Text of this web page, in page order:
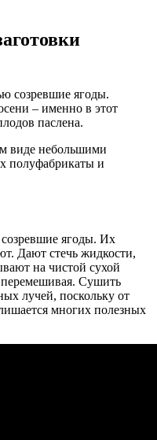
созревшие ягоды.
– именно в этот
паслена.
виде небольшими
полуфабрикаты и
ягоды. Их
Дают стечь жидкости,
на чистой сухой
Сушить
лучей, поскольку от
многих полезных